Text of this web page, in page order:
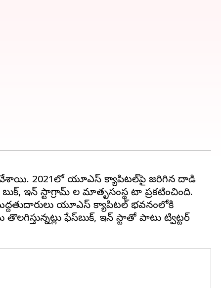
2021లో యూఎస్ క్యాపిటల్‌పై జరిగిన దాడి
ఇన్ స్టాగ్రామ్ ల మాతృసంస్థ మెటా ప్రకటించింది.
యూఎస్ క్యాపిటల్ భవనంలోకి
ఫేస్‌బుక్, ఇన్ స్టాతో పాటు ట్విట్టర్